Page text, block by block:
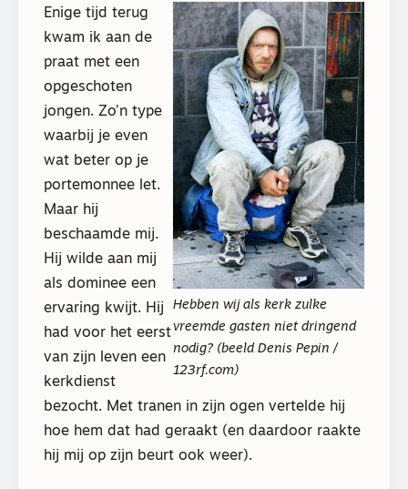
Hebben wij als kerk zulke
vreemde gasten niet dringend
nodig? (beeld Denis Pepin /
123rf.com)
Enige tijd terug
kwam ik aan de
praat met een
opgeschoten
jongen. Zo’n type
waarbij je even
wat beter op je
portemonnee let.
Maar hij
beschaamde mij.
Hij wilde aan mij
als dominee een
ervaring kwijt. Hij
had voor het eerst
van zijn leven een
kerkdienst
bezocht. Met tranen in zijn ogen vertelde hij
hoe hem dat had geraakt (en daardoor raakte
hij mij op zijn beurt ook weer).